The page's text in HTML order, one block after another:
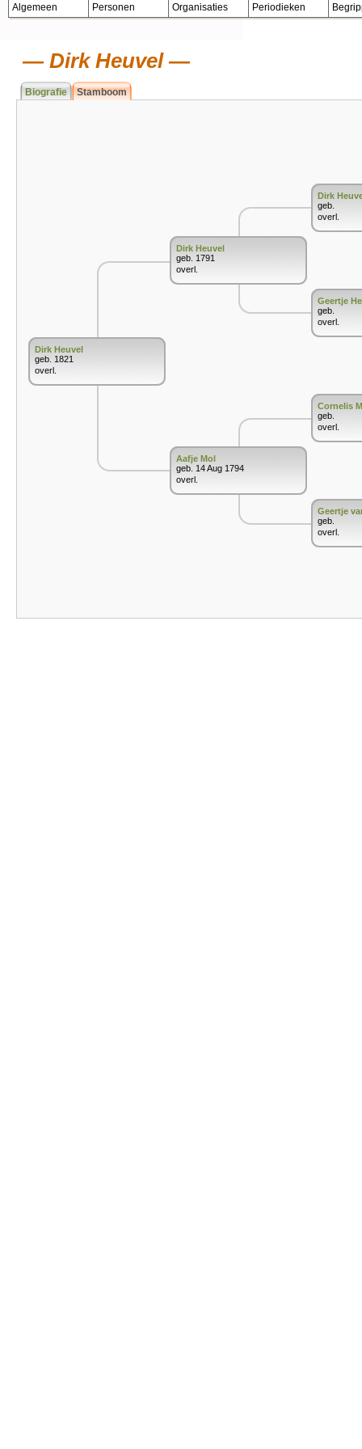
Algemeen Personen Organisaties Periodieken
Dirk Heuvel
Biografie Stamboom
Dirk Heuvel
geb. 1821
overl.
Dirk Heuvel
geb. 1791
overl.
Aafje Mol
geb. 14 Aug 1794
overl.
Dirk
geb.
overl.
Geertje
geb.
overl.
Cornelis
geb.
overl.
Geertje
geb.
overl.